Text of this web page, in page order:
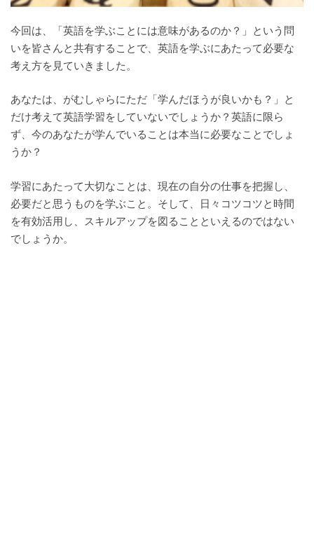
今回は、「英語を学ぶことには意味があるのか？」という問
いを皆さんと共有することで、英語を学ぶにあたって必要な
考え方を見ていきました。
あなたは、がむしゃらにただ「学んだほうが良いかも？」と
だけ考えて英語学習をしていないでしょうか？ 英語に限ら
ず、今のあなたが学んでいることは本当に必要なことでしょ
うか？
学習にあたって大切なことは、現在の自分の仕事を把握し、
必要だと思うものを学ぶこと。 そして、日々コツコツと時間
を有効活用し、スキルアップを図ることといえるのではない
でしょうか。